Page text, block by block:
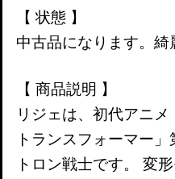
【 状態 】
中古品になります。綺
【 商品説明 】
リジェは、初代アニ
トランスフォーマー
トロン戦士です。 変